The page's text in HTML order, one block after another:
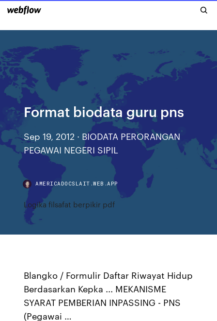
Format biodata guru pns
Sep 19, 2012 · BIODATA PERORANGAN
PEGAWAI NEGERI SIPIL
AMERICADOCSLAIT.WEB.APP
Logika filsafat berpikir pdf
Blangko / Formulir Daftar Riwayat Hidup
Berdasarkan Kepka ... MEKANISME
SYARAT PEMBERIAN INPASSING - PNS
(Pegawai …